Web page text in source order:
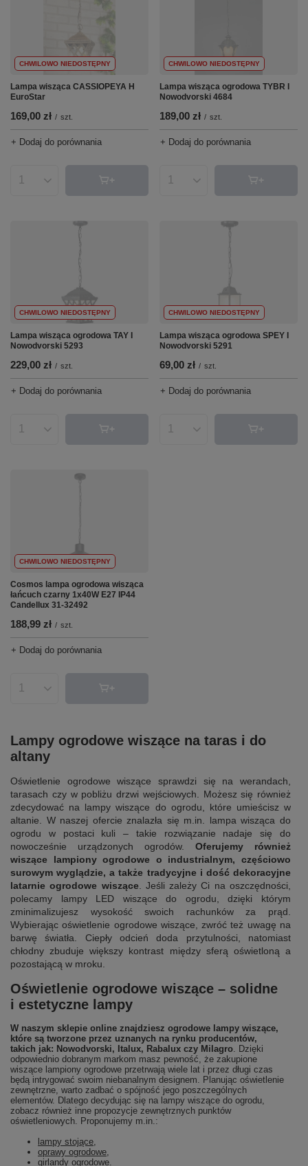
CHWILOWO NIEDOSTĘPNY
Lampa wisząca CASSIOPEYA H
EuroStar
169,00 zł / szt.
+ Dodaj do porównania
Ilość produktów
CHWILOWO NIEDOSTĘPNY
Lampa wisząca ogrodowa TYBR I
Nowodvorski 4684
189,00 zł / szt.
+ Dodaj do porównania
Ilość produktów
CHWILOWO NIEDOSTĘPNY
Lampa wisząca ogrodowa TAY I
Nowodvorski 5293
229,00 zł / szt.
+ Dodaj do porównania
Ilość produktów
CHWILOWO NIEDOSTĘPNY
Lampa wisząca ogrodowa SPEY I
Nowodvorski 5291
69,00 zł / szt.
+ Dodaj do porównania
Ilość produktów
CHWILOWO NIEDOSTĘPNY
Cosmos lampa ogrodowa wisząca
łańcuch czarny 1x40W E27 IP44
Candellux 31-32492
188,99 zł / szt.
+ Dodaj do porównania
Ilość produktów
Lampy ogrodowe wiszące na taras i do
altany
Oświetlenie ogrodowe wiszące sprawdzi się na werandach,
tarasach czy w pobliżu drzwi wejściowych. Możesz się również
zdecydować na lampy wiszące do ogrodu, które umieścisz w
altanie. W naszej ofercie znalazła się m.in. lampa wisząca do
ogrodu w postaci kuli – takie rozwiązanie nadaje się do
nowocześnie urządzonych ogrodów. Oferujemy również
wiszące lampiony ogrodowe o industrialnym, częściowo
surowym wyglądzie, a także tradycyjne i dość dekoracyjne
latarnie ogrodowe wiszące. Jeśli zależy Ci na oszczędności,
polecamy lampy LED wiszące do ogrodu, dzięki którym
zminimalizujesz wysokość swoich rachunków za prąd.
Wybierając oświetlenie ogrodowe wiszące, zwróć też uwagę na
barwę światła. Ciepły odcień doda przytulności, natomiast
chłodny zbuduje większy kontrast między sferą oświetloną a
pozostającą w mroku.
Oświetlenie ogrodowe wiszące – solidne
i estetyczne lampy
W naszym sklepie online znajdziesz ogrodowe lampy wiszące,
które są tworzone przez uznanych na rynku producentów,
takich jak: Nowodvorski, Italux, Rabalux czy Milagro . Dzięki
odpowiednio dobranym markom masz pewność, że zakupione
wiszące lampiony ogrodowe przetrwają wiele lat i przez długi czas
będą intrygować swoim niebanalnym designem. Planując oświetlenie
zewnętrzne, warto zadbać o spójność jego poszczególnych
elementów. Dlatego decydując się na lampy wiszące do ogrodu,
zobacz również inne propozycje zewnętrznych punktów
oświetleniowych. Proponujemy m.in.:
lampy stojące
oprawy ogrodowe
girlandy ogrodowe